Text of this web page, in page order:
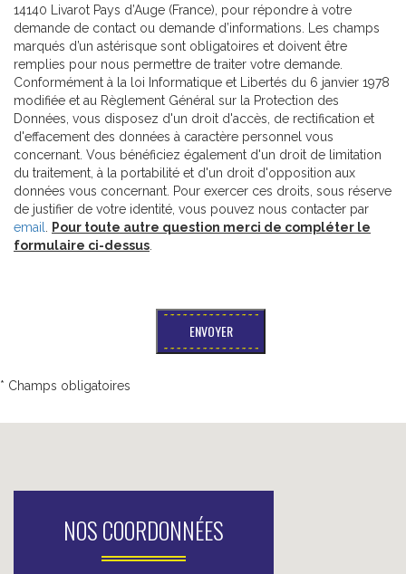
14140 Livarot Pays d’Auge (France), pour répondre à votre
demande de contact ou demande d’informations. Les champs
marqués d’un astérisque sont obligatoires et doivent être
remplies pour nous permettre de traiter votre demande.
Conformément à la loi Informatique et Libertés du 6 janvier 1978
modifiée et au Règlement Général sur la Protection des
Données, vous disposez d'un droit d'accès, de rectification et
d'effacement des données à caractère personnel vous
concernant. Vous bénéficiez également d'un droit de limitation
du traitement, à la portabilité et d'un droit d'opposition aux
données vous concernant. Pour exercer ces droits, sous réserve
de justifier de votre identité, vous pouvez nous contacter par
email
Pour toute autre question merci de compléter le
formulaire ci-dessus
* Champs obligatoires
NOS COORDONNÉES